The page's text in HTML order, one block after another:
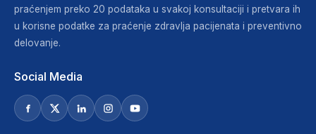
praćenjem preko 20 podataka u svakoj konsultaciji i pretvara ih
u korisne podatke za praćenje zdravlja pacijenata i preventivno
delovanje.
Social Media